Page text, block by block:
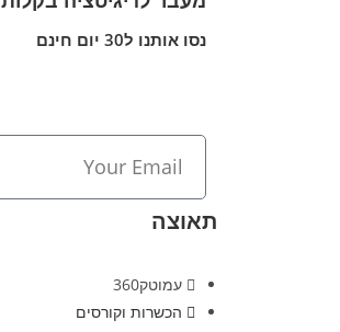
נסו אותנו ל30 יום חינם
תאוצה
עמוטק360
הכשרות וקורסים